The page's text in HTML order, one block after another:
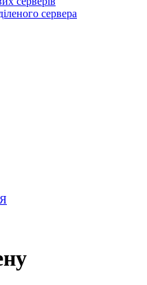
сервера